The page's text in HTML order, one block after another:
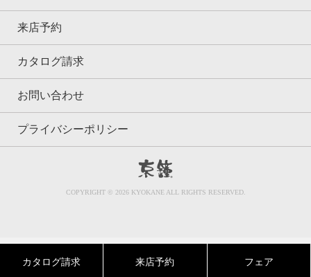
カタログ請求 来店予約 フェア
来店予約
カタログ請求
お問い合わせ
プライバシーポリシー
COPYRIGHT © 2026 KYOKANE ALL RIGHTS RESERVED.